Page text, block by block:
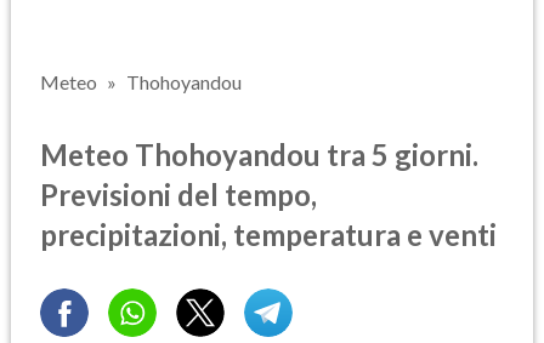
Meteo Thohoyandou
Meteo Thohoyandou tra 5 giorni.
Previsioni del tempo,
precipitazioni, temperatura e venti